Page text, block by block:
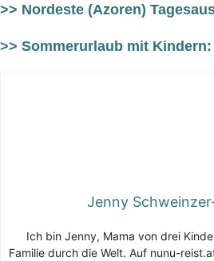
>> Nordeste (Azoren)
>> Sommerurlaub mit Kindern:
Jenny
Ich bin Jenny, Mama von drei
Familie durch die Welt. Auf nunu-